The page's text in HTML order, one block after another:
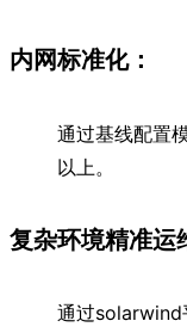
内网标准化：
通过基线配置
以上。
复杂环境精准运
通过solarwind